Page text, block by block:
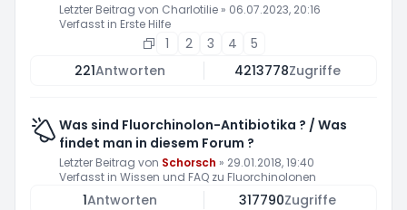
Letzter Beitrag von Charlotilie » 06.07.2023, 20:16
Verfasst in Erste Hilfe
1 2 3 4
5
221Antworten 4213778Zugriffe
Was sind Fluorchinolon-Antibiotika ? / Was
findet man in diesem Forum ?
Letzter Beitrag von Schorsch » 29.01.2018, 19:40
Verfasst in Wissen und FAQ zu Fluorchinolonen
1Antworten 317790Zugriffe